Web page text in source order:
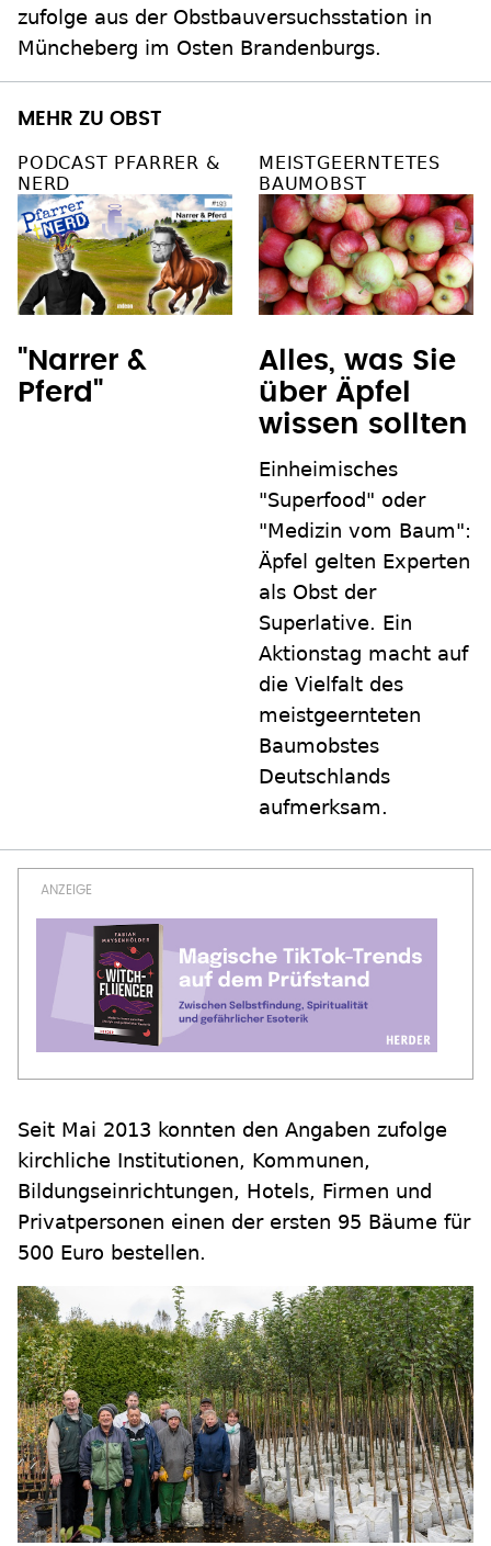
zufolge aus der Obstbauversuchsstation in
Müncheberg im Osten Brandenburgs.
MEHR ZU OBST
PODCAST PFARRER &
NERD
"Narrer &
Pferd"
MEISTGEERNTETES
BAUMOBST
Alles, was Sie
über Äpfel
wissen sollten
Einheimisches
"Superfood" oder
"Medizin vom Baum":
Äpfel gelten Experten
als Obst der
Superlative. Ein
Aktionstag macht auf
die Vielfalt des
meistgeernteten
Baumobstes
Deutschlands
aufmerksam.
Seit Mai 2013 konnten den Angaben zufolge
kirchliche Institutionen, Kommunen,
Bildungseinrichtungen, Hotels, Firmen und
Privatpersonen einen der ersten 95 Bäume für
500 Euro bestellen.